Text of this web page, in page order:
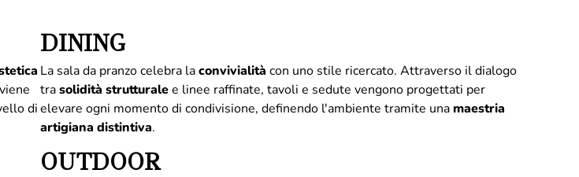
di
DINING
La sala da pranzo celebra laconvivialità con uno stile ricercato. Attraverso il dialogo
trasolidità strutturalee linee raffinate, tavoli e sedute vengono progettati per
elevare ogni momento di condivisione, definendo l'ambiente tramite una maestria
artigiana distintiva.
OUTDOOR